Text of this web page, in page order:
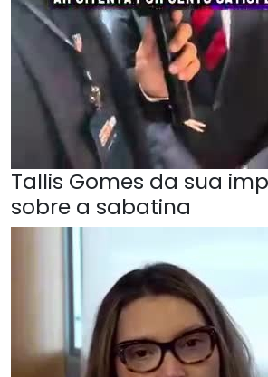
Tallis Gomes da sua
sobre a sabatina